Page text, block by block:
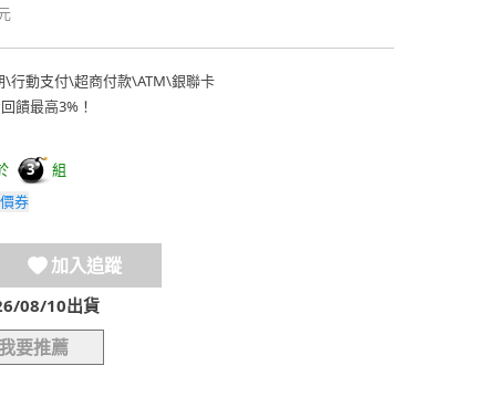
\行動支付\超商付款\ATM\銀聯卡
饋最高3%！
3
組
券
加入追蹤
08/10出貨
我要推薦